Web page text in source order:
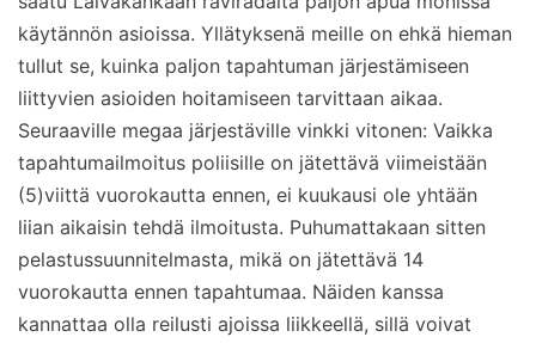
käytännön asioissa. Yllätyksenä meille on ehkä hieman
tullut se, kuinka paljon tapahtuman järjestämiseen
liittyvien asioiden hoitamiseen tarvittaan aikaa.
Seuraaville megaa järjestäville vinkki vitonen: Vaikka
tapahtumailmoitus poliisille on jätettävä viimeistään
(5)viittä vuorokautta ennen, ei kuukausi ole yhtään
liian aikaisin tehdä ilmoitusta. Puhumattakaan sitten
pelastussuunnitelmasta, mikä on jätettävä 14
vuorokautta ennen tapahtumaa. Näiden kanssa
kannattaa olla reilusti ajoissa liikkeellä, sillä voivat